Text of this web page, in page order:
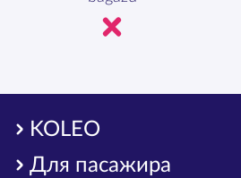
KOLEO
Для пасажира